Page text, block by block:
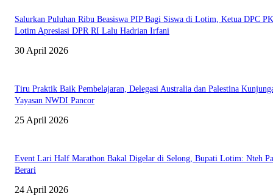
Salurkan Puluhan Ribu Beasiswa PIP Bagi Siswa di Lotim, Ketua DPC
Lotim Apresiasi DPR RI Lalu Hadrian Irfani
30 April 2026
Tiru Praktik Baik Pembelajaran, Delegasi Australia dan Palestina
Yayasan NWDI Pancor
25 April 2026
Event Lari Half Marathon Bakal Digelar di Selong, Bupati Lotim: Nteh
Berari
24 April 2026